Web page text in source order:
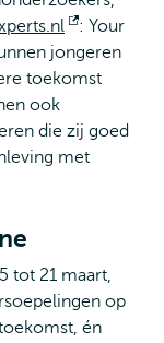
Opent
extern
: Your
jongeren
toekomst
ook
die zij goed
met
tot 21 maart,
op
én